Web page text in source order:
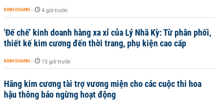
KINH DOANH - 4 giờ trước
'Đế chế’ kinh doanh hàng xa xỉ của Lý Nhã Kỳ: Từ phân phối,
thiết kế kim cương đến thời trang, phụ kiện cao cấp
KINH DOANH - 15 giờ trước
Hãng kim cương tài trợ vương miện cho các cuộc thi hoa
hậu thông báo ngừng hoạt động